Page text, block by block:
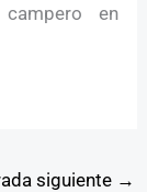
en
siguiente →